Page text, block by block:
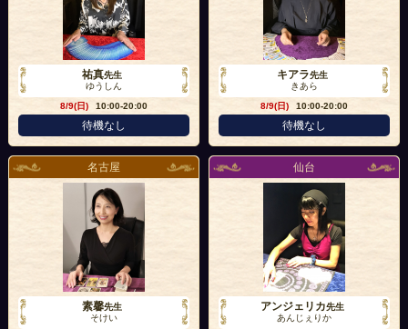
祐真先生
ゆうしん
8/9(日)
10:00-20:00
待機なし
キアラ先生
きあら
8/9(日)
10:00-20:00
待機なし
名古屋
素馨先生
そけい
仙台
アンジェリカ先生
あんじぇりか